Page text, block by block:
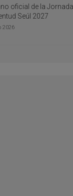
oficial de la
Seúl 2027
2026